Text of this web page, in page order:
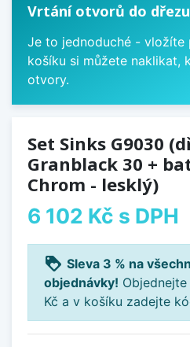
Vrtání otvorů do
Je to jednoduché -
košíku si můžete naklikat,
otvory.
Set Sinks G9030
Granblack 30 +
Chrom - lesklý)
6 102 Kč s DPH
loyalty Sleva 3 % na
objednávky!
Kč a v košíku zadejte